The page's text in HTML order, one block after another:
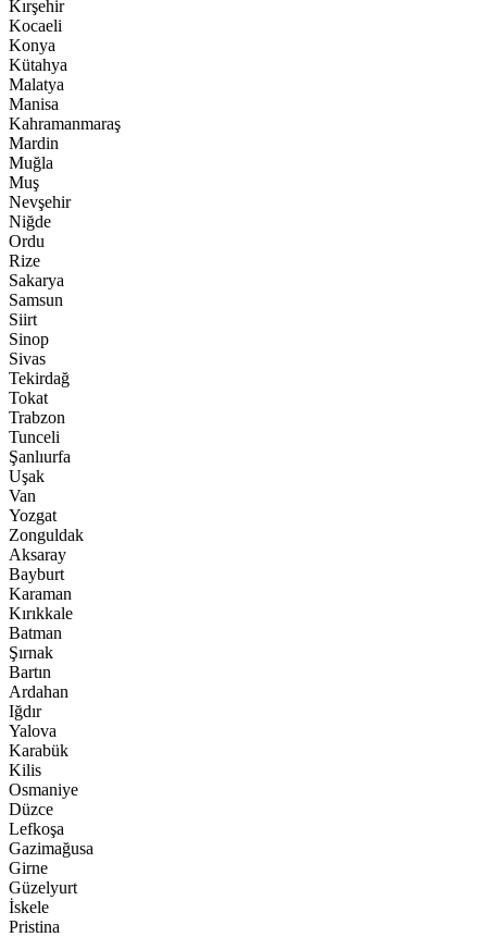
Kırşehir
Kocaeli
Konya
Kütahya
Malatya
Manisa
Kahramanmaraş
Mardin
Muğla
Muş
Nevşehir
Niğde
Ordu
Rize
Sakarya
Samsun
Siirt
Sinop
Sivas
Tekirdağ
Tokat
Trabzon
Tunceli
Şanlıurfa
Uşak
Van
Yozgat
Zonguldak
Aksaray
Bayburt
Karaman
Kırıkkale
Batman
Şırnak
Bartın
Ardahan
Iğdır
Yalova
Karabük
Kilis
Osmaniye
Düzce
Lefkoşa
Gazimağusa
Girne
Güzelyurt
İskele
Pristina